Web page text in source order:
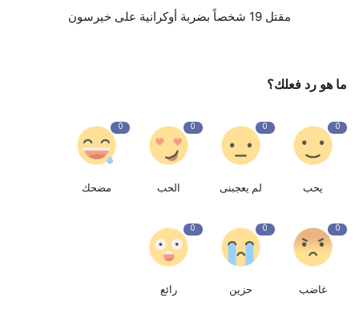
مقتل 19 شخصاً بضربة أوكرانية على خيرسون
ما هو رد فعلك؟
0
يحب
0
لم يعجبنى
0
الحب
0
مضحك
0
غاضب
0
حزين
0
رائع